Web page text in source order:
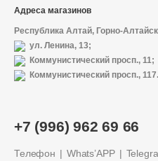
+7 (996) 962 69 66
Телефон Whats’APP
Адреса магазинов
Республика Алтай, Горно-Алтайск
ул. Ленина, 13;
Коммунистический просп., 11;
Коммунистический просп., 117.